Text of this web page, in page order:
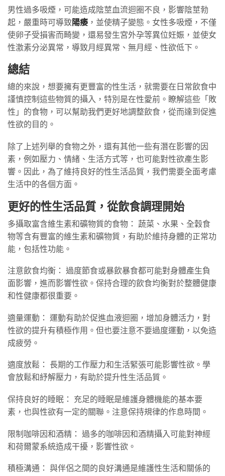
男性過多吸煙，可能造成陰莖血流迴圈不良，影響陰莖勃
起，嚴重時可導致 陽痿 ，並使精子變態。女性多吸煙，不僅
使卵子受損害而畸變，還易發生宮外孕等異位妊娠，並使女
性激素分泌異常，導致月經異常、無月經、性欲低下。
總結
總的來說，想要擁有更豐富的性生活，就需要在日常飲食中
謹慎控制這些物質的攝入，特別是在性愛前。瞭解這些「敗
性」的食物，可以幫助我們更好地調整飲食，從而達到促進
性欲的目的。
除了上述列舉的食物之外，還有其他一些有潛在影響的因
素，例如壓力、情緒、生活方式等，也可能對性欲產生影
響。因此，為了維持良好的性生活品質，我們需要全面考慮
生活中的各個方面。
更好的性生活品質，從飲食調理開始
多攝取富含維生素和礦物質的食物： 蔬菜、水果、全穀食
物等含有豐富的維生素和礦物質，有助於維持身體的正常功
能，包括性功能。
注意飲食均衡： 過度節食或暴飲暴食都可能對身體產生負
面影響，進而影響性欲。保持合理的飲食均衡對於整體健康
和性健康都很重要。
適量運動： 運動有助於促進血液迴圈，增加身體活力，對
性欲的提升有積極作用。但也要注意不要過度運動，以免造
成疲勞。
適度放鬆： 長期的工作壓力和生活緊張可能影響性欲。學
會放鬆和紓解壓力，有助於提升性生活品質。
保持良好的睡眠： 充足的睡眠是維護身體機能的基本要
素，也與性欲有一定的關聯。注意保持規律的作息時間。
限制咖啡因和酒精： 過多的咖啡因和酒精攝入可能對神經
和荷爾蒙系統造成干擾，影響性欲。
積極溝通： 與伴侶之間的良好溝通是維護性生活和關係的